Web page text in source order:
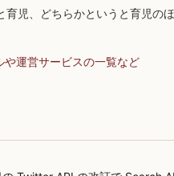
育児、どちらかというと育児の
や運営サービスの一覧など